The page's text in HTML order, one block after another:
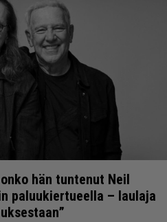
hän tuntenut Neil
paluukiertueella – laulaja